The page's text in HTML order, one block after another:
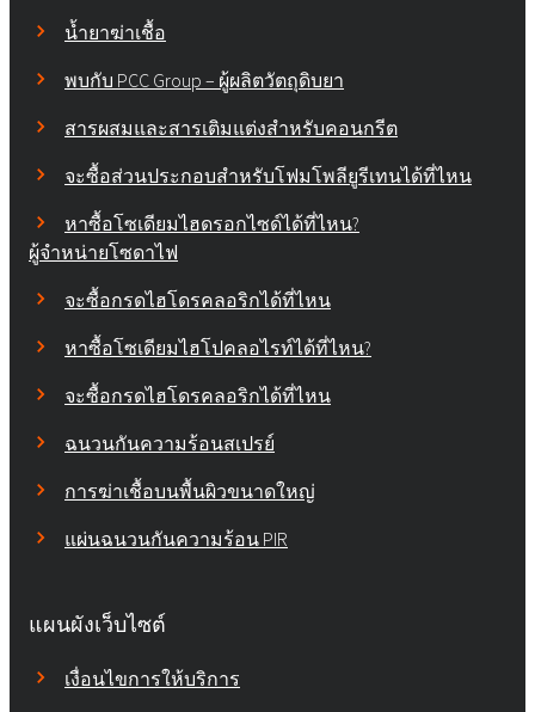
น้ำยาฆ่าเชื้อ
พบกับ PCC Group – ผู้ผลิตวัตถุดิบยา
สารผสมและสารเติมแต่งสำหรับคอนกรีต
จะซื้อส่วนประกอบสำหรับโฟมโพลียูรีเทนได้ที่ไหน
หาซื้อโซเดียมไฮดรอกไซด์ได้ที่ไหน?
ผู้จำหน่ายโซดาไฟ
จะซื้อกรดไฮโดรคลอริกได้ที่ไหน
หาซื้อโซเดียมไฮโปคลอไรท์ได้ที่ไหน?
จะซื้อกรดไฮโดรคลอริกได้ที่ไหน
ฉนวนกันความร้อนสเปรย์
การฆ่าเชื้อบนพื้นผิวขนาดใหญ่
แผ่นฉนวนกันความร้อน PIR
แผนผังเว็บไซต์
เงื่อนไขการให้บริการ